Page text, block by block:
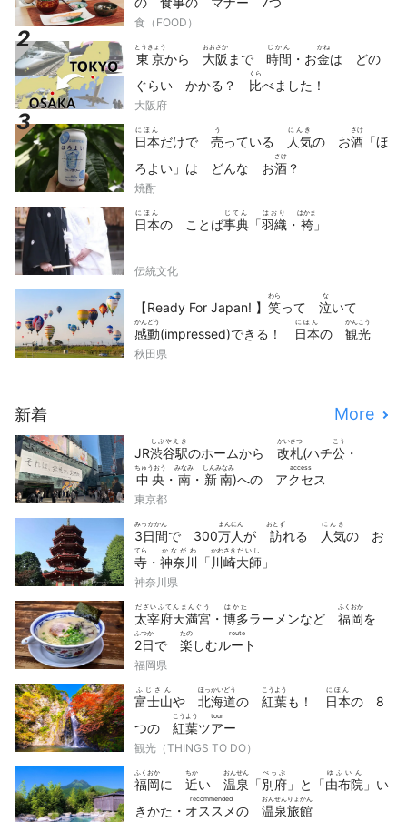
食（FOOD）
東京
とうきょう
から 大阪
おおさか
まで 時間
じかん
・お金
かね
は どの
ぐらい かかる？ 比
くら
べました！
大阪府
日本
にほん
だけで 売
う
っている 人気
にんき
の お酒
さけ
「ほ
ろよい」は どんな お酒
さけ
？
焼酎
日本
にほん
の ことば事典
じてん
「羽織
はおり
・ 袴
はかま
」
伝統文化
【Ready For Japan! 】 笑
わら
って 泣
な
いて
感動
かんどう
(impressed)できる！ 日本
にほん
の 観光
かんこう
動画
どうが
10
秋田県
新着 More
JR渋谷駅
しぶやえき
のホームから 改札
かいさつ
(ハチ公
こう
・
中央
ちゅうおう
・ 南
みなみ
・ 新南
しんみなみ
)への アクセス
access
東京都
3日間
みっかかん
で 300万人
まんにん
が 訪
おとず
れる 人気
にんき
の お
寺
てら
・ 神奈川
かながわ
「 川崎
かわさき
大師
だいし
」
神奈川県
太宰府天満宮
だざいふてんまんぐう
・ 博多
はかた
ラーメンなど 福岡
ふくおか
を
2日
ふつか
で 楽
たの
しむルート
route
福岡県
富士山
ふじさん
や 北海道
ほっかいどう
の 紅葉
こうよう
も！ 日本
にほん
の 8
つの 紅葉
こうよう
ツアー
tour
観光（THINGS TO DO）
福岡
ふくおか
に 近
ちか
い 温泉
おんせん
「別府
べっぷ
」と「由布院
ゆふいん
」い
きかた・ オススメ
recommended
の 温泉旅館
おんせんりょかん